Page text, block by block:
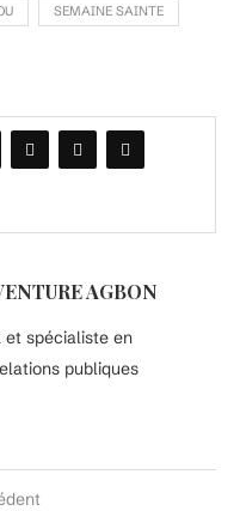
SEMAINE SAINTE
AGBON
spécialiste en
publiques